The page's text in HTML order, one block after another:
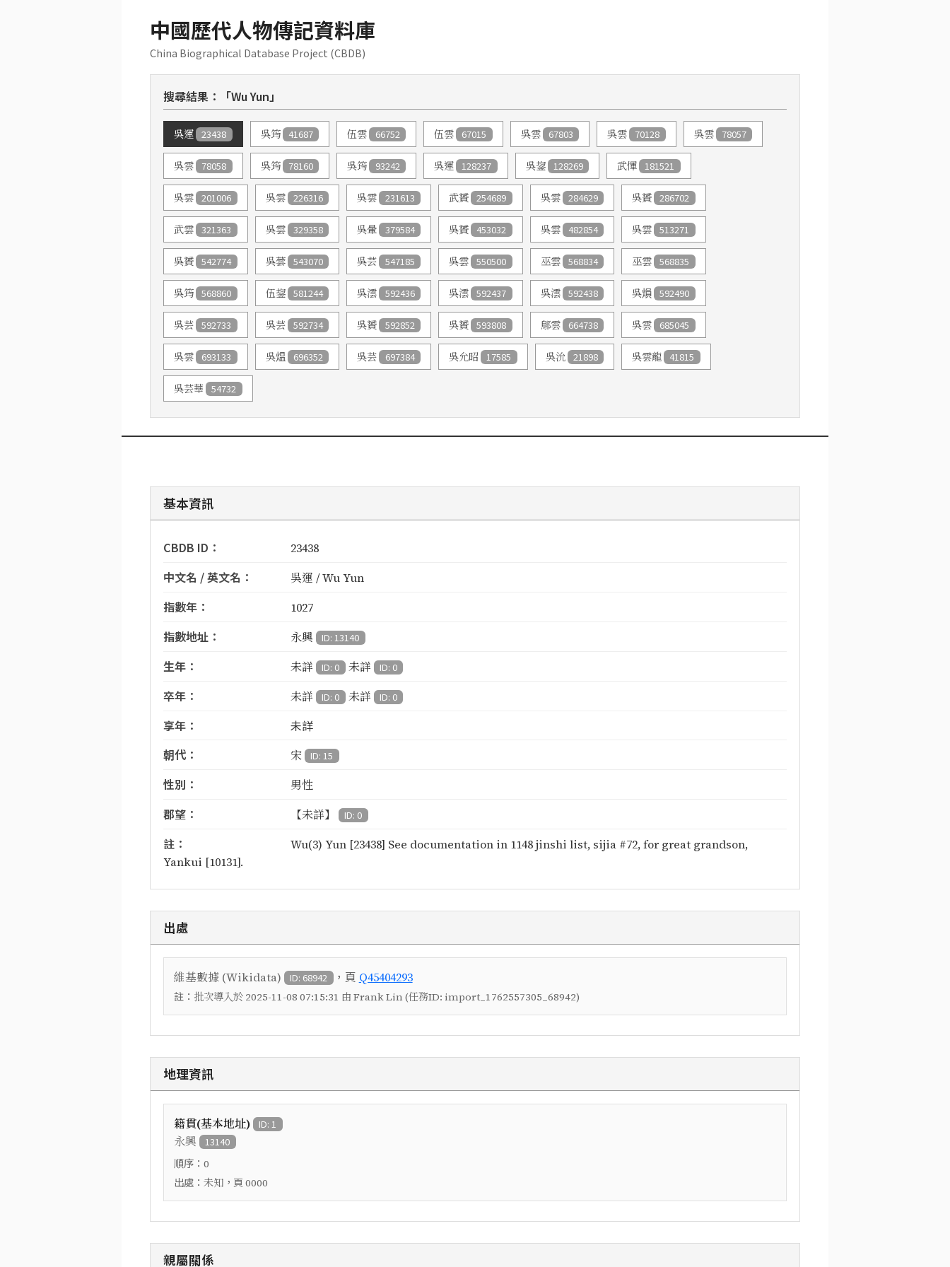
中國歷代人物傳記資料庫
China Biographical Database Project (CBDB)
搜尋結果：「Wu Yun」
吳運 23438 吳筠 41687 伍雲 66752 伍雲 67015 吳雲 67803 吳雲 70128 吳雲 78057
吳雲 78058 吳筠 78160 吳筠 93242 吳運 128237 吳鋆 128269 武惲 181521
吳雲 201006 吳雲 226316 吳雲 231613 武贇 254689 吳雲 284629 吳贇 286702
武雲 321363 吳雲 329358 吳暈 379584 吳贇 453032 吳雲 482854 吳雲 513271
吳贇 542774 吳蕓 543070 吳芸 547185 吳雲 550500 巫雲 568834 巫雲 568835
吳筠 568860 伍鋆 581244 吳澐 592436 吳澐 592437 吳澐 592438 吳熉 592490
吳芸 592733 吳芸 592734 吳贇 592852 吳贇 593808 鄔雲 664738 吳雲 685045
吳雲 693133 吳煴 696352 吳芸 697384 吳允昭 17585 吳沇 21898 吳雲龍 41815
吳芸華 54732
基本資訊
CBDB ID： 23438
中文名 / 英文名： 吳運 / Wu Yun
指數年： 1027
指數地址： 永興 ID: 13140
生年： 未詳 ID: 0 未詳 ID: 0
卒年： 未詳 ID: 0 未詳 ID: 0
享年：
未詳
朝代：
宋 ID: 15
性別： 男性
郡望： 【未詳】 ID: 0
註：
Wu(3) Yun [23438] See documentation in 1148 jinshi list, sijia #72, for great grandson,
Yankui [10131].
出處
維基數據 (Wikidata) ID: 68942 ，頁 Q45404293
註： 批次導入於 2025-11-08 07:15:31 由 Frank Lin (任務ID: import_1762557305_68942)
地理資訊
籍貫(基本地址) ID: 1
永興 13140
順序： 0
出處： 未知 ，頁 0000
親屬關係